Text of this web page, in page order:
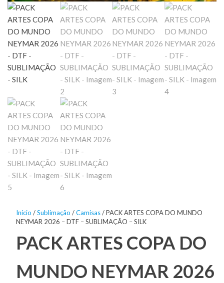
Início /Sublimação /Camisas/ PACK ARTES COPA DO MUNDO
NEYMAR 2026 – DTF – SUBLIMAÇÃO – SILK
PACK ARTES COPA DO
MUNDO NEYMAR 2026